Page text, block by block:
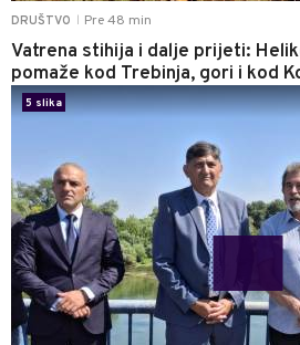
DRUŠTVO Pre 48 min
Vatrena stihija i dalje prijeti:
pomaže kod Trebinja, gori i kod
5 slika